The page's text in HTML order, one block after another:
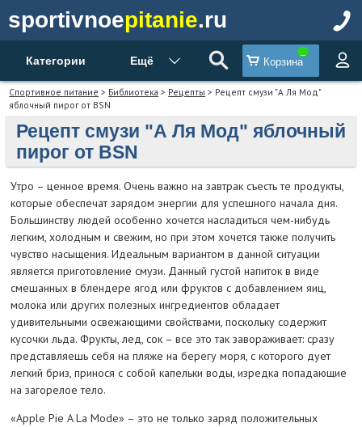
sportivnoepitanie.ru
Категории Ещё Корзина
Спортивное питание > Библиотека > Рецепты > Рецепт смузи "А Ля Мод"
яблочный пирог от BSN
Рецепт смузи "А Ля Мод" яблочный
пирог от BSN
Утро – ценное время. Очень важно на завтрак съесть те продукты,
которые обеспечат зарядом энергии для успешного начала дня.
Большинству людей особенно хочется насладиться чем-нибудь
легким, холодным и свежим, но при этом хочется также получить
чувство насыщения. Идеальным вариантом в данной ситуации
является приготовление смузи. Данный густой напиток в виде
смешанных в блендере ягод или фруктов с добавлением яиц,
молока или других полезных ингредиентов обладает
удивительными освежающими свойствами, поскольку содержит
кусочки льда. Фрукты, лед, сок – все это так завораживает: сразу
представляешь себя на пляже на берегу моря, с которого дует
легкий бриз, принося с собой капельки воды, изредка попадающие
на загорелое тело.
«Apple Pie A La Mode» – это не только заряд положительных